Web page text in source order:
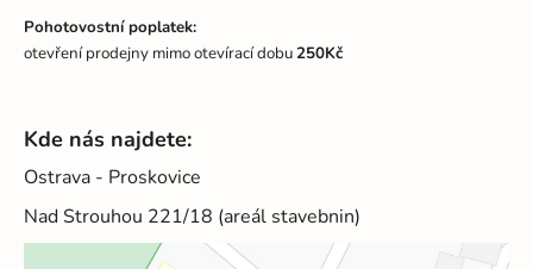
Pohotovostní poplatek:
otevření prodejny mimo otevírací dobu250Kč
Kde nás najdete:
Ostrava - Proskovice
Nad Strouhou 221/18 (areál stavebnin)